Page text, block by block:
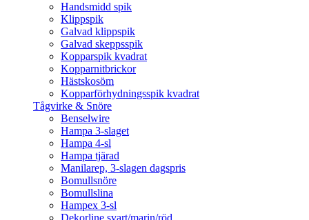
Handsmidd spik
Klippspik
Galvad klippspik
Galvad skeppsspik
Kopparspik kvadrat
Kopparnitbrickor
Hästskosöm
Kopparförhydningsspik kvadrat
Tågvirke & Snöre
Benselwire
Hampa 3-slaget
Hampa 4-sl
Hampa tjärad
Manilarep, 3-slagen dagspris
Bomullsnöre
Bomullslina
Hampex 3-sl
Dekorline svart/marin/röd